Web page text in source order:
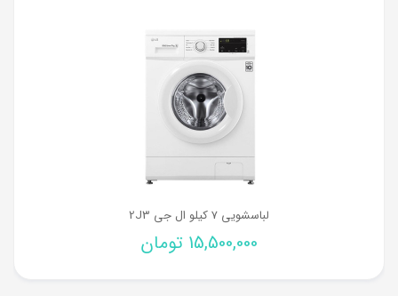
لباسشویی 7 کیلو ال جی 2J3
15,500,000 تومان